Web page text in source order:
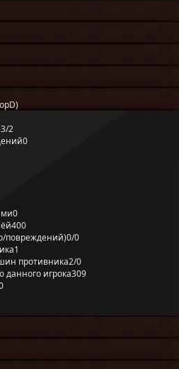
3/2
0
0
400
повреждений)0/0
1
противника2/0
игрока309